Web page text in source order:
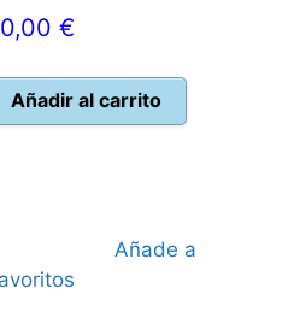
€
Añadir al carrito
Añade a